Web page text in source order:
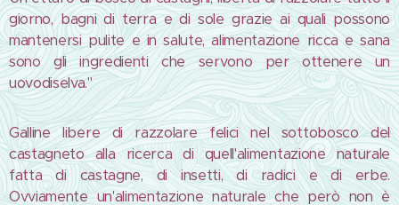
giorno, bagni di terra e di sole grazie ai quali possono
mantenersi pulite e in salute, alimentazione ricca e sana
sono gli ingredienti che servono per ottenere un
uovodiselva."
Galline libere di razzolare felici nel sottobosco del
castagneto alla ricerca di quell'alimentazione naturale
fatta di castagne, di insetti, di radici e di erbe.
Ovviamente un'alimentazione naturale che però non è